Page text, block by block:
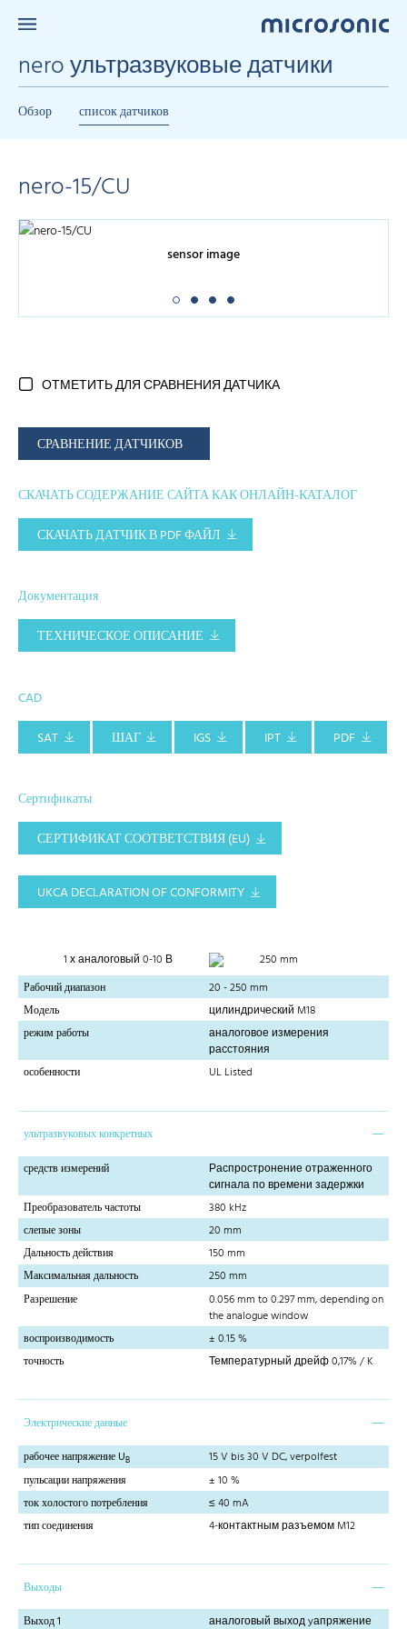
nero ультразвуковые датчики
Обзор список датчиков
nero-15/CU
sensor image
ОТМЕТИТЬ ДЛЯ СРАВНЕНИЯ ДАТЧИКА
СРАВНЕНИЕ ДАТЧИКОВ
СКАЧАТЬ СОДЕРЖАНИЕ САЙТА КАК ОНЛАЙН-КАТАЛОГ
СКАЧАТЬ ДАТЧИК В PDF ФАЙЛ
Документация
ТЕХНИЧЕСКОЕ ОПИСАНИЕ
CAD
SAT
ШАГ IGS IPT PDF
Сертификаты
СЕРТИФИКАТ СООТВЕТСТВИЯ (EU)
UKCA DECLARATION OF CONFORMITY
1 х аналоговый 0-10 В
250 mm
Рабочий диапазон
20 - 250 mm
Модель
цилиндрический M18
режим работы
аналоговое измерения
расстояния
особенности
UL Listed
ультразвуковых конкретных
средств измерений
Распростронение отраженного
сигнала по времени задержки
Преобразователь частоты
380 kHz
слепые зоны
20 mm
Дальность действия
150 mm
Максимальная дальность
250 mm
Разрешение
0.056 mm to 0.297 mm, depending on
the analogue window
воспроизводимость
± 0.15 %
точность
Температурный дрейф 0,17% / K
Электрические данные
рабочее напряжение UB
15 V bis 30 V DC, verpolfest
пульсации напряжения
± 10 %
ток холостого потребления
≤ 40 mA
тип соединения
4-контактным разъемом M12
Выходы
Выход 1
аналоговый выход yапряжение